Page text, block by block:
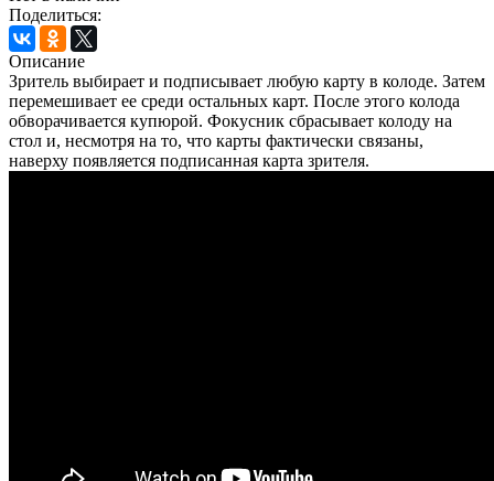
Поделиться:
Описание
Зритель выбирает и подписывает любую карту в колоде. Затем
перемешивает ее среди остальных карт. После этого колода
обворачивается купюрой. Фокусник сбрасывает колоду на
стол и, несмотря на то, что карты фактически связаны,
наверху появляется подписанная карта зрителя.